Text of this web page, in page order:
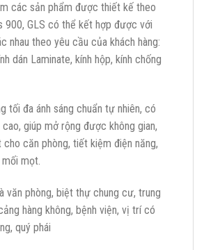
các sản phẩm được thiết kế theo
900, GLS có thể kết hợp được với
nhau theo yêu cầu của khách hàng:
dán Laminate, kính hộp, kính chống
tối đa ánh sáng chuẩn tự nhiên, có
giúp mở rộng được không gian,
cho căn phòng, tiết kiệm điện năng,
mối mọt.
văn phòng, biệt thự chung cư, trung
hàng không, bệnh viện, vị trí có
quý phái